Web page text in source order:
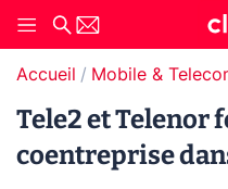
Accueil Mobile &
Tele2 et Telenor
coentreprise